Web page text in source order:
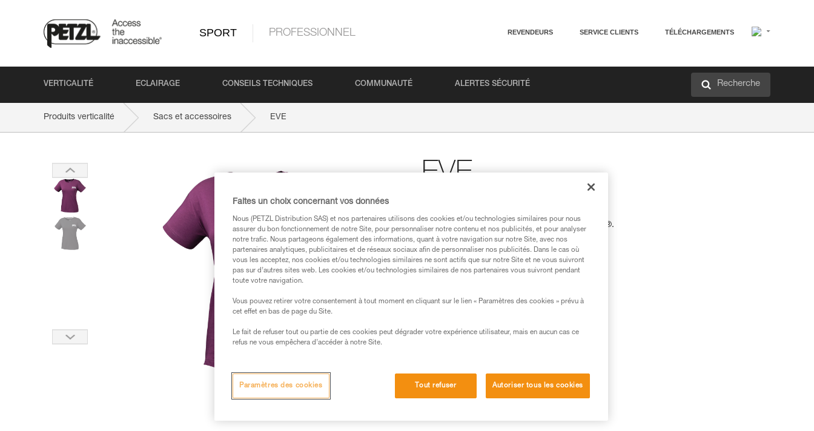
SPORT PROFESSIONNEL REVENDEURS SERVICE CLIENTS TÉLÉCHARGEMENTS
VERTICALITÉ ECLAIRAGE CONSEILS TECHNIQUES COMMUNAUTÉ ALERTES SÉCURITÉ Recherche
Produits verticalité Sacs et accessoires EVE
EVE
T-shirt Petzl femme en coton certifié OEKO-TEX®.
Trouvez un revendeur
Faites un choix concernant vos données
Nous (PETZL Distribution SAS) et nos partenaires utilisons des cookies et/ou technologies similaires pour nous
assurer du bon fonctionnement de notre Site, pour personnaliser notre contenu et nos publicités, et pour analyser
notre trafic. Nous partageons également des informations, quant à votre navigation sur notre Site, avec nos
partenaires analytiques, publicitaires et de réseaux sociaux afin de personnaliser nos publicités. Dans le cas où
vous les acceptez, nos cookies et/ou technologies similaires ne sont actifs que sur notre Site et ne vous suivront
pas sur d’autres sites web. Les cookies et/ou technologies similaires de nos partenaires vous suivront pendant
toute votre navigation.
Vous pouvez retirer votre consentement à tout moment en cliquant sur le lien « Paramètres des cookies » prévu à
cet effet en bas de page du Site.
Le fait de refuser tout ou partie de ces cookies peut dégrader votre expérience utilisateur, mais en aucun cas ce
refus ne vous empêchera d’accéder à notre Site.
Tout refuser Autoriser tous les cookies
Paramètres des cookies